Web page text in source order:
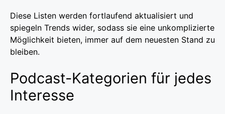
Diese Listen werden fortlaufend aktualisiert und
spiegeln Trends wider, sodass sie eine unkomplizierte
Möglichkeit bieten, immer auf dem neuesten Stand zu
bleiben.
Podcast-Kategorien für jedes
Interesse